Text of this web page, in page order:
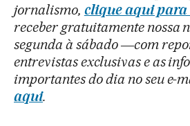
jornalismo, clique aqui
receber gratuitamente nossa
segunda à sábado ―com
entrevistas exclusivas e as
importantes do dia no seu e-
aqui.